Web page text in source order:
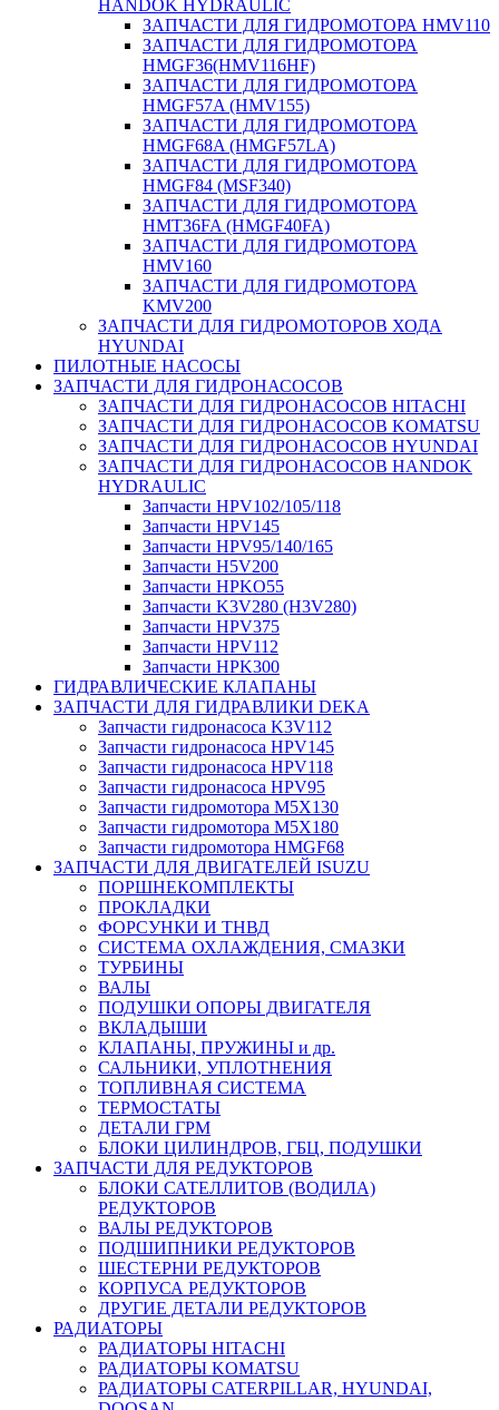
HANDOK HYDRAULIC
ЗАПЧАСТИ ДЛЯ ГИДРОМОТОРА HMV110
ЗАПЧАСТИ ДЛЯ ГИДРОМОТОРА
HMGF36(HMV116HF)
ЗАПЧАСТИ ДЛЯ ГИДРОМОТОРА
HMGF57A (HMV155)
ЗАПЧАСТИ ДЛЯ ГИДРОМОТОРА
HMGF68A (HMGF57LA)
ЗАПЧАСТИ ДЛЯ ГИДРОМОТОРА
HMGF84 (MSF340)
ЗАПЧАСТИ ДЛЯ ГИДРОМОТОРА
HMT36FA (HMGF40FA)
ЗАПЧАСТИ ДЛЯ ГИДРОМОТОРА
HMV160
ЗАПЧАСТИ ДЛЯ ГИДРОМОТОРА
KMV200
ЗАПЧАСТИ ДЛЯ ГИДРОМОТОРОВ ХОДА
HYUNDAI
ПИЛОТНЫЕ НАСОСЫ
ЗАПЧАСТИ ДЛЯ ГИДРОНАСОСОВ
ЗАПЧАСТИ ДЛЯ ГИДРОНАСОСОВ HITACHI
ЗАПЧАСТИ ДЛЯ ГИДРОНАСОСОВ KOMATSU
ЗАПЧАСТИ ДЛЯ ГИДРОНАСОСОВ HYUNDAI
ЗАПЧАСТИ ДЛЯ ГИДРОНАСОСОВ HANDOK
HYDRAULIC
Запчасти HPV102/105/118
Запчасти HPV145
Запчасти HPV95/140/165
Запчасти H5V200
Запчасти HPKO55
Запчасти K3V280 (H3V280)
Запчасти HPV375
Запчасти HPV112
Запчасти HPK300
ГИДРАВЛИЧЕСКИЕ КЛАПАНЫ
ЗАПЧАСТИ ДЛЯ ГИДРАВЛИКИ DEKA
Запчасти гидронасоса K3V112
Запчасти гидронасоса HPV145
Запчасти гидронасоса HPV118
Запчасти гидронасоса HPV95
Запчасти гидромотора M5X130
Запчасти гидромотора M5X180
Запчасти гидромотора HMGF68
ЗАПЧАСТИ ДЛЯ ДВИГАТЕЛЕЙ ISUZU
ПОРШНЕКОМПЛЕКТЫ
ПРОКЛАДКИ
ФОРСУНКИ И ТНВД
СИСТЕМА ОХЛАЖДЕНИЯ, СМАЗКИ
ТУРБИНЫ
ВАЛЫ
ПОДУШКИ ОПОРЫ ДВИГАТЕЛЯ
ВКЛАДЫШИ
КЛАПАНЫ, ПРУЖИНЫ и др.
САЛЬНИКИ, УПЛОТНЕНИЯ
ТОПЛИВНАЯ СИСТЕМА
ТЕРМОСТАТЫ
ДЕТАЛИ ГРМ
БЛОКИ ЦИЛИНДРОВ, ГБЦ, ПОДУШКИ
ЗАПЧАСТИ ДЛЯ РЕДУКТОРОВ
БЛОКИ САТЕЛЛИТОВ (ВОДИЛА)
РЕДУКТОРОВ
ВАЛЫ РЕДУКТОРОВ
ПОДШИПНИКИ РЕДУКТОРОВ
ШЕСТЕРНИ РЕДУКТОРОВ
КОРПУСА РЕДУКТОРОВ
ДРУГИЕ ДЕТАЛИ РЕДУКТОРОВ
РАДИАТОРЫ
РАДИАТОРЫ HITACHI
РАДИАТОРЫ KOMATSU
РАДИАТОРЫ CATERPILLAR, HYUNDAI,